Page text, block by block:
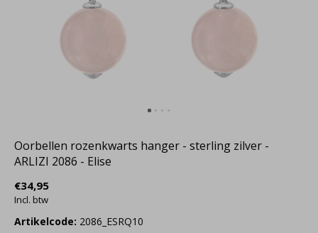
Oorbellen rozenkwarts hanger - sterling zilver -
ARLIZI 2086 - Elise
€34,95
Incl. btw
Artikelcode: 2086_ESRQ10